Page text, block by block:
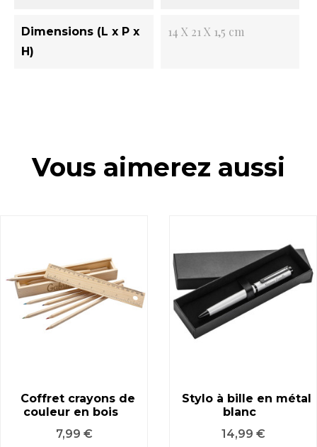
Dimensions (L x P x
H)
14 X 21 X 1,5 cm
Vous aimerez aussi
Coffret crayons de
couleur en bois
Prix
7,99 €
Stylo à bille en métal
blanc
Prix
14,99 €